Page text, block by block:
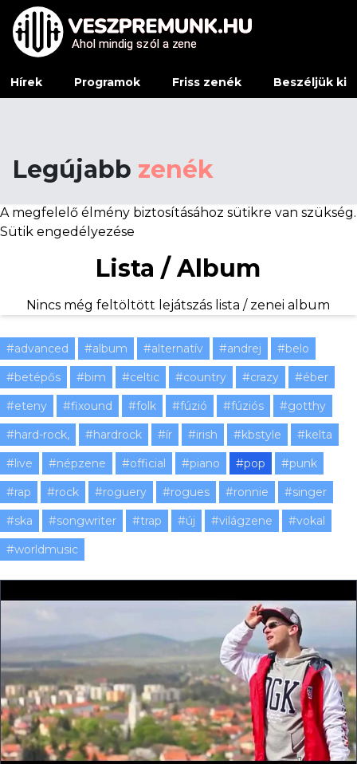
Ahol mindig szól a zene
Ahol mindig szól a zene
Hírek Programok Friss zenék Beszéljük ki
Legújabb zenék
A megfelelő élmény biztosításához sütikre van szükség.
Sütik engedélyezése
Lista / Album
Nincs még feltöltött lejátszás lista / zenei album
#advanced #album #alternatív #andrej
#belo
#betépős
#bim #celtic #country #crazy
#éber
#eteny
#fixound #folk #fúzió #fúziós
#gotthy
#hard-rock,
#hardrock #ír #irish #kbstyle
#kelta
#live
#népzene #official #piano #pop
#punk
#rap
#rock #roguery #rogues #ronnie
#singer
#ska
#songwriter #trap #új #világzene
#vokal
#worldmusic